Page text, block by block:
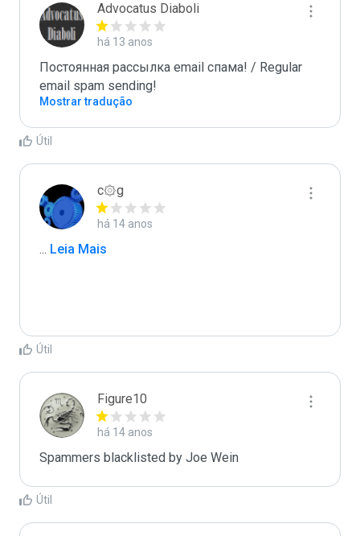
Advocatus Diaboli
há 13 anos
Постоянная рассылка email спама! / Regular
email spam sending!
Mostrar tradução
Útil
c۞g
há 14 anos
... Leia Mais
Útil
Figure10
há 14 anos
Spammers blacklisted by Joe Wein
Útil